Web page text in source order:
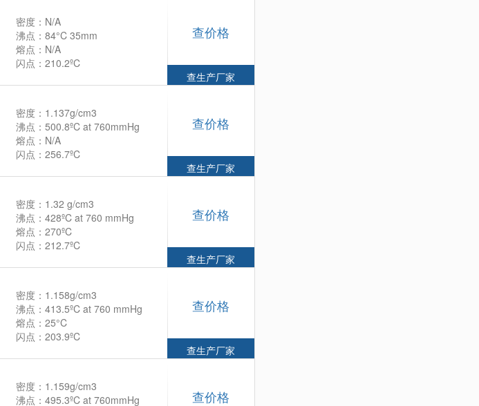
密度：N/A
沸点：84°C 35mm
熔点：N/A
闪点：210.2ºC
查价格
查生产厂家
密度：1.137g/cm3
沸点：500.8ºC at 760mmHg
熔点：N/A
闪点：256.7ºC
查价格
查生产厂家
密度：1.32 g/cm3
沸点：428ºC at 760 mmHg
熔点：270ºC
闪点：212.7ºC
查价格
查生产厂家
密度：1.158g/cm3
沸点：413.5ºC at 760 mmHg
熔点：25°C
闪点：203.9ºC
查价格
查生产厂家
密度：1.159g/cm3
沸点：495.3ºC at 760mmHg
查价格